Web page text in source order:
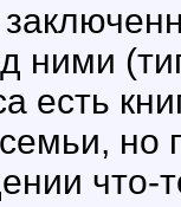
ними
есть
но
что-